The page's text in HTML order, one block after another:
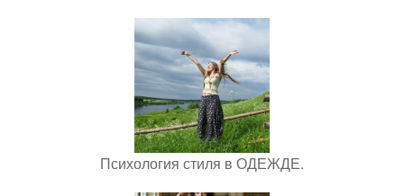
Психология стиля в ОДЕЖДЕ.